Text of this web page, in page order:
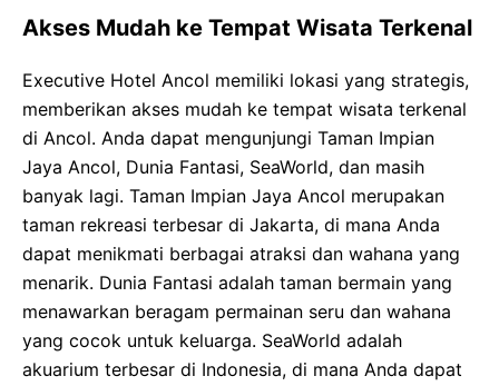
Akses Mudah ke Tempat Wisata Terkenal
Executive Hotel Ancol memiliki lokasi yang strategis,
memberikan akses mudah ke tempat wisata terkenal
di Ancol. Anda dapat mengunjungi Taman Impian
Jaya Ancol, Dunia Fantasi, SeaWorld, dan masih
banyak lagi. Taman Impian Jaya Ancol merupakan
taman rekreasi terbesar di Jakarta, di mana Anda
dapat menikmati berbagai atraksi dan wahana yang
menarik. Dunia Fantasi adalah taman bermain yang
menawarkan beragam permainan seru dan wahana
yang cocok untuk keluarga. SeaWorld adalah
akuarium terbesar di Indonesia, di mana Anda dapat